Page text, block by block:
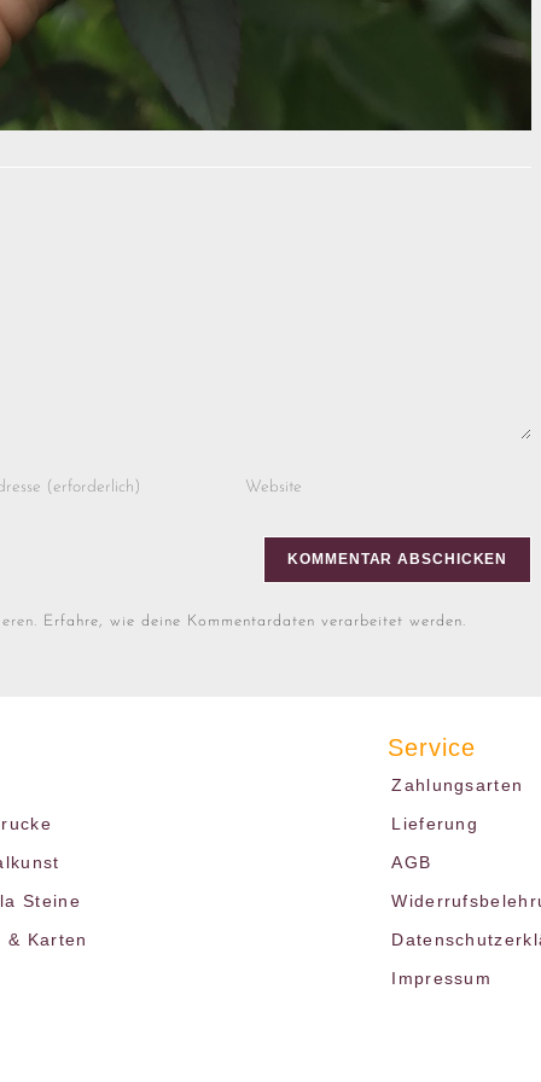
Erfahre, wie deine Kommentardaten verarbeitet werden.
Steine
& Karten
Service
Zahlungsarten
Lieferung
AGB
Impressum